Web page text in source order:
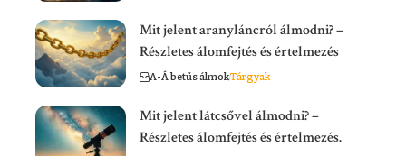
Mit jelent aranyláncról álmodni? –
Részletes álomfejtés és értelmezés
A-Á betűs álmokTárgyak
Mit jelent látcsővel álmodni? –
Részletes álomfejtés és értelmezés.